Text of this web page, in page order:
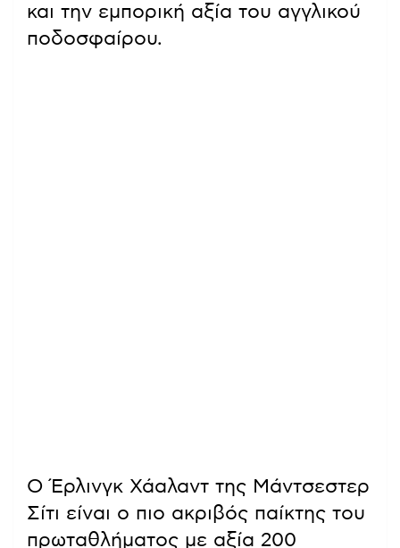
και την εμπορική αξία του αγγλικού
ποδοσφαίρου.
Ο Έρλινγκ Χάαλαντ της Μάντσεστερ
Σίτι είναι ο πιο ακριβός παίκτης του
πρωταθλήματος με αξία 200